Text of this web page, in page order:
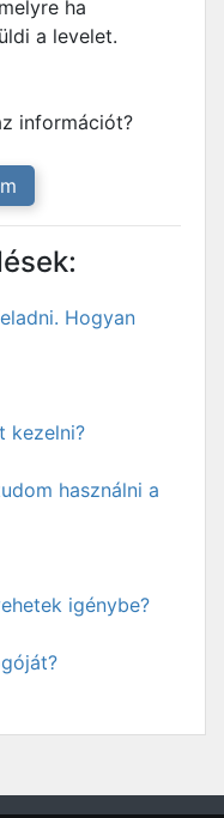
ha
a levelet.
információt?
Hogyan
kezelni?
használni a
igénybe?